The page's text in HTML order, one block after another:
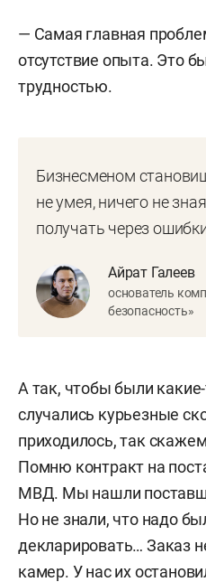
— Самая главная
отсутствие опыта. Это
трудностью.
Бизнесменом
не умея, ничего не
получать через
Айрат Галеев
основатель
безопасность»
А так, чтобы были
случались курьезные
приходилось, так
Помню контракт на
МВД. Мы нашли
Но не знали, что надо
декларировать… Заказ
камер. У нас их